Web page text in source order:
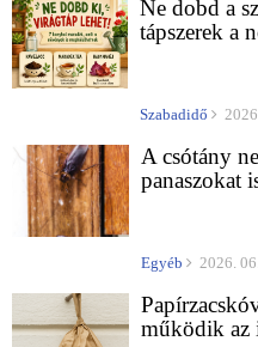
Ne dobd a
tápszerek a
Szabadidő
A csótány
panaszokat
Egyéb 2026.
működik az